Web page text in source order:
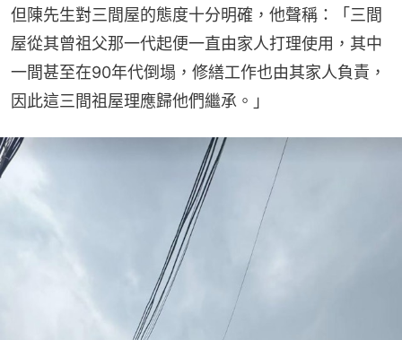
但陳先生對三間屋的態度十分明確，他聲稱：「三間
屋從其曾祖父那一代起便一直由家人打理使用，其中
一間甚至在90年代倒塌，修繕工作也由其家人負責，
因此這三間祖屋理應歸他們繼承。」